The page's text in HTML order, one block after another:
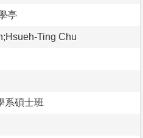
亭
Ting Chu
系碩士班